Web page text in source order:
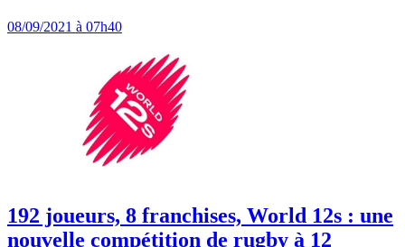
08/09/2021 à 07h40
192 joueurs, 8 franchises, World 12s : une
nouvelle compétition de rugby à 12